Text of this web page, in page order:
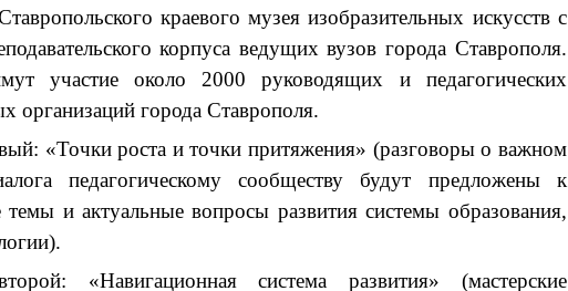
краевого музея изобразительных искусств с
корпуса ведущих вузов города Ставрополя.
участие около 2000 руководящих и педагогических
организаций города Ставрополя.
«Точки роста и точки притяжения» (разговоры о важном
педагогическому сообществу будут предложены к
и актуальные вопросы развития системы образования,
«Навигационная система развития» (мастерские